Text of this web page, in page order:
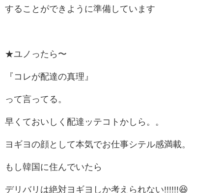
することができように準備しています
★ユノったら〜
『コレが配達の真理』
って言ってる。
早くておいしく配達ッテコトかしら。。
ヨギヨの顔として本気でお仕事シテル感満載。
もし韓国に住んでいたら
デリバリは絶対ヨギヨしか考えられない!!!!!!😆